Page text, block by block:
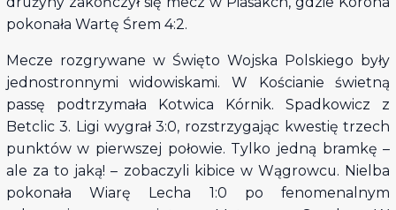
pokonała Wartę Śrem 4:2.
Mecze rozgrywane w Święto Wojska Polskiego były
jednostronnymi widowiskami. W Kościanie świetną
passę podtrzymała Kotwica Kórnik. Spadkowicz z
Betclic 3. Ligi wygrał 3:0, rozstrzygając kwestię trzech
punktów w pierwszej połowie. Tylko jedną bramkę –
ale za to jaką! – zobaczyli kibice w Wągrowcu. Nielba
pokonała Wiarę Lecha 1:0 po fenomenalnym